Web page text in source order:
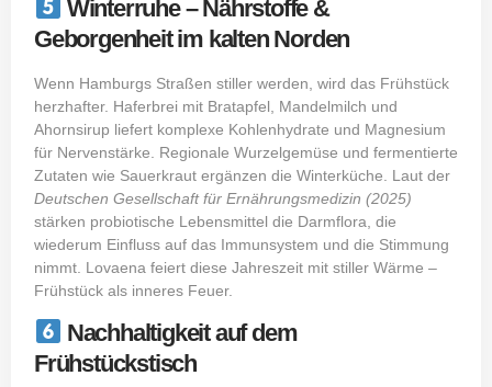
Winterruhe – Nährstoffe &
Geborgenheit im kalten Norden
Wenn Hamburgs Straßen stiller werden, wird das Frühstück
herzhafter. Haferbrei mit Bratapfel, Mandelmilch und
Ahornsirup liefert komplexe Kohlenhydrate und Magnesium
für Nervenstärke. Regionale Wurzelgemüse und fermentierte
Zutaten wie Sauerkraut ergänzen die Winterküche. Laut der
Deutschen Gesellschaft für Ernährungsmedizin (2025)
stärken probiotische Lebensmittel die Darmflora, die
wiederum Einfluss auf das Immunsystem und die Stimmung
nimmt. Lovaena feiert diese Jahreszeit mit stiller Wärme –
Frühstück als inneres Feuer.
Nachhaltigkeit auf dem
Frühstückstisch